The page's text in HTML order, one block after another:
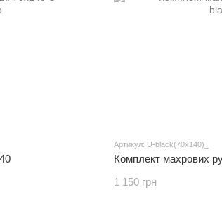
Артикул: U-black(70x140)_
Комплект махрових
1 150 грн